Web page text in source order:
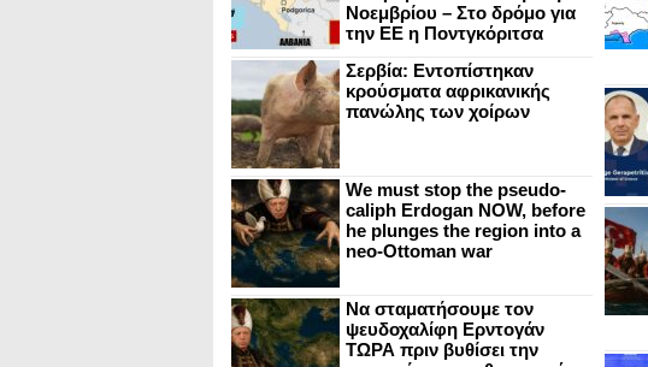
Νοεμβρίου – Στο δρόμο για
την ΕΕ η Ποντγκόριτσα
Σερβία: Εντοπίστηκαν
κρούσματα αφρικανικής
πανώλης των χοίρων
We must stop the pseudo-
caliph Erdogan NOW, before
he plunges the region into a
neo-Ottoman war
Να σταματήσουμε τον
ψευδοχαλίφη Ερντογάν
ΤΩΡΑ πριν βυθίσει την